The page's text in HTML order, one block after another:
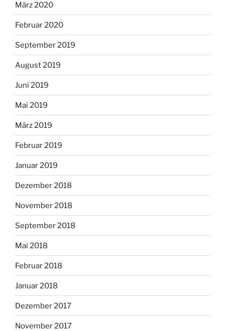
März 2020
Februar 2020
September 2019
August 2019
Juni 2019
Mai 2019
März 2019
Februar 2019
Januar 2019
Dezember 2018
November 2018
September 2018
Mai 2018
Februar 2018
Januar 2018
Dezember 2017
November 2017